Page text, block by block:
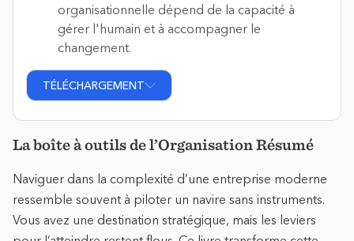
organisationnelle dépend de la capacité à
gérer l'humain et à accompagner le
changement.
TÉLÉCHARGEMENT
La boîte à outils de l’Organisation Résumé
Naviguer dans la complexité d’une entreprise moderne
ressemble souvent à piloter un navire sans instruments.
Vous avez une destination stratégique, mais les leviers